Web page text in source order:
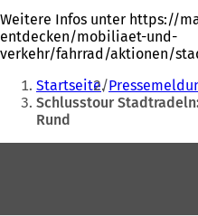
Weitere Infos unter https://
entdecken/mobiliaet-und-
verkehr/fahrrad/aktionen/
Sie
befinden
sich
hier:
Startseite
Schlusstour
Rund